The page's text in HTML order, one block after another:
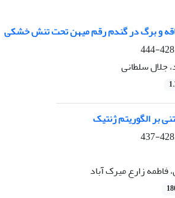
و برگ در گندم رقم میهن تحت تنش خشکی
428-444
جلال سلطانی
428-437
زارع میرک آباد